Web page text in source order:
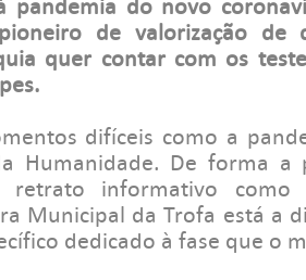
pandemia do novo
de valorização de
quer contar com os
difíceis como a
Humanidade. De forma a
retrato informativo como
Municipal da Trofa está a
dedicado à fase que o